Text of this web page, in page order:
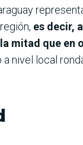
es decir,
mitad que en
nivel local